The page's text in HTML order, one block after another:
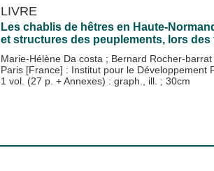
LIVRE
Les chablis de hêtres en Haute-
et structures des peuplements, lors des
Marie-Hélène Da costa ; Bernard Rocher-barrat
Paris [France] : Institut pour le Développement
1 vol. (27 p. + Annexes) : graph., ill. ; 30cm